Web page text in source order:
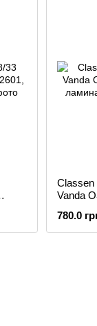
Classen
Vanda
780.0